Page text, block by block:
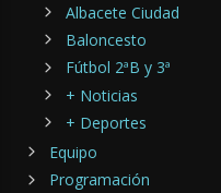
Albacete Ciudad
Baloncesto
Fútbol 2ªB y 3ª
+ Noticias
+ Deportes
Equipo
Programación